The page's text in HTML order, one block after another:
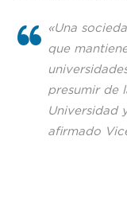
«Una
que
presumir de
Universidad
afirmado